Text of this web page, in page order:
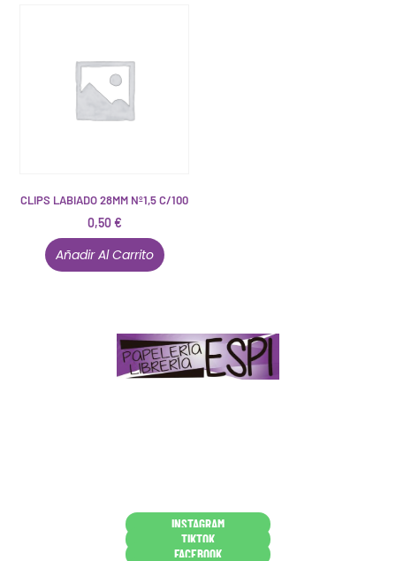
CLIPS LABIADO 28MM Nº1,5 C/100
0,50€
Añadir Al Carrito
INSTAGRAM
TIKTOK
FACEBOOK